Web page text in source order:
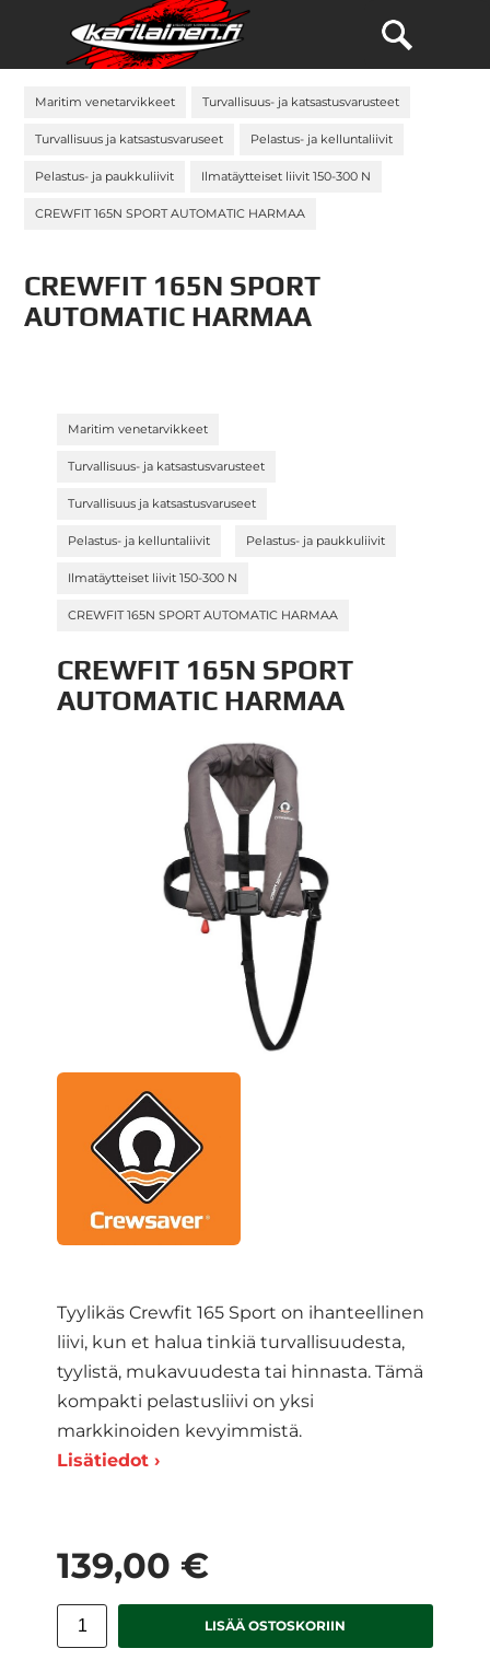
Maritim venetarvikkeet Turvallisuus- ja katsastusvarusteet
Turvallisuus ja katsastusvaruseet Pelastus- ja kelluntaliivit
Pelastus- ja paukkuliivit Ilmatäytteiset liivit 150-300 N
CREWFIT 165N SPORT AUTOMATIC HARMAA
CREWFIT 165N SPORT
AUTOMATIC HARMAA
Maritim venetarvikkeet
Turvallisuus- ja katsastusvarusteet
Turvallisuus ja katsastusvaruseet
Pelastus- ja kelluntaliivit Pelastus- ja paukkuliivit
Ilmatäytteiset liivit 150-300 N
CREWFIT 165N SPORT AUTOMATIC HARMAA
CREWFIT 165N SPORT
AUTOMATIC HARMAA
Tyylikäs Crewfit 165 Sport on ihanteellinen
liivi, kun et halua tinkiä turvallisuudesta,
tyylistä, mukavuudesta tai hinnasta. Tämä
kompakti pelastusliivi on yksi
markkinoiden kevyimmistä.
Lisätiedot ›
139,00 €
LISÄÄ OSTOSKORIIN